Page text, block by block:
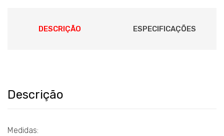
DESCRIÇÃO ESPECIFICAÇÕES
Descrição
Medidas: